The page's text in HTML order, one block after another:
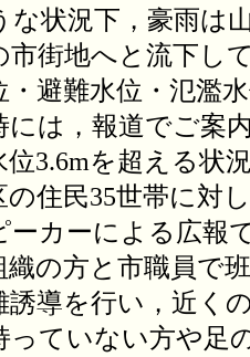
状況下，豪雨は
市街地へと流下し
・避難水位・氾濫
には，報道でご案
位3.6mを超える状
の住民35世帯に対
カーによる広報
織の方と市職員で
誘導を行い，近く
っていない方や足